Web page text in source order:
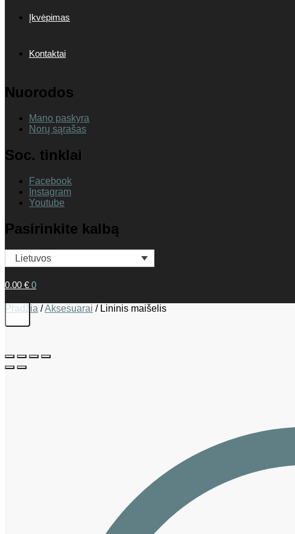
Įkvėpimas
Kontaktai
Nuorodos
Mano paskyra
Norų sąrašas
Soc. tinklai
Facebook
Instagram
Youtube
Pasirinkite kalbą
Lietuvos
0.00 € 0
Pradžia /Aksesuarai / Lininis maišelis